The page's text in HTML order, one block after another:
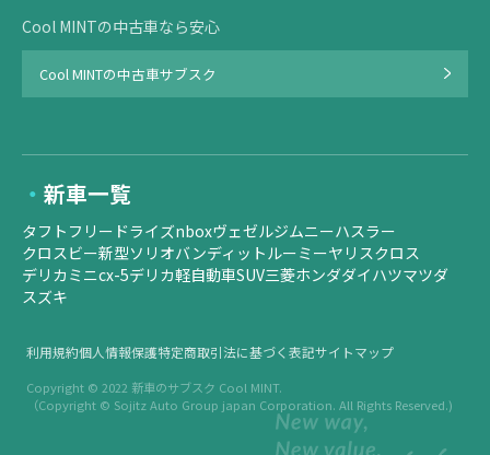
Cool MINTの中古車なら安心
Cool MINTの中古車サブスク
新車一覧
タフト フリードライズnboxヴェゼルジムニーハスラー
クロスビー新型ソリオバンディットルーミーヤリスクロス
デリカミニcx-5デリカ軽自動車SUV三菱ホンダダイハツマツダ
スズキ
利用規約個人情報保護特定商取引法に基づく表記サイトマップ
Copyright © 2022 新車のサブスク Cool MINT.
（​Copyright © Sojitz Auto Group japan Corporation. All Rights Reserved.)